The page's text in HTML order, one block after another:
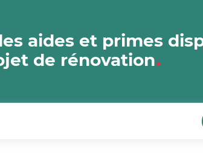
aides et primes
de rénovation